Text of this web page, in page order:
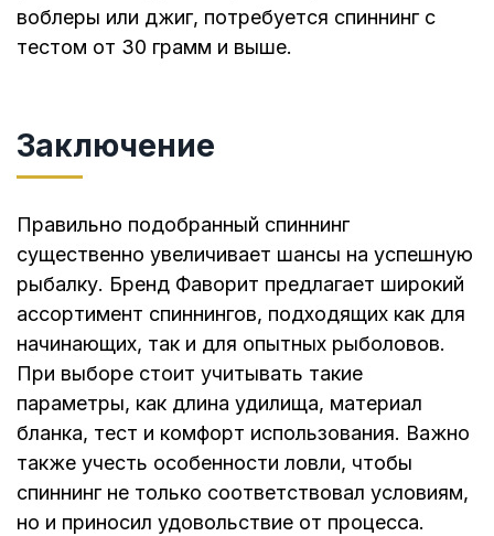
воблеры или джиг, потребуется спиннинг с
тестом от 30 грамм и выше.
Заключение
Правильно подобранный спиннинг
существенно увеличивает шансы на успешную
рыбалку. Бренд Фаворит предлагает широкий
ассортимент спиннингов, подходящих как для
начинающих, так и для опытных рыболовов.
При выборе стоит учитывать такие
параметры, как длина удилища, материал
бланка, тест и комфорт использования. Важно
также учесть особенности ловли, чтобы
спиннинг не только соответствовал условиям,
но и приносил удовольствие от процесса.